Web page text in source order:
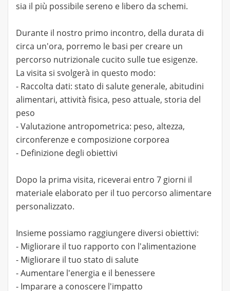
sia il più possibile sereno e libero da schemi.
Durante il nostro primo incontro, della durata di
circa un'ora, porremo le basi per creare un
percorso nutrizionale cucito sulle tue esigenze.
La visita si svolgerà in questo modo:
- Raccolta dati: stato di salute generale, abitudini
alimentari, attività fisica, peso attuale, storia del
peso
- Valutazione antropometrica: peso, altezza,
circonferenze e composizione corporea
- Definizione degli obiettivi
Dopo la prima visita, riceverai entro 7 giorni il
materiale elaborato per il tuo percorso alimentare
personalizzato.
Insieme possiamo raggiungere diversi obiettivi:
- Migliorare il tuo rapporto con l'alimentazione
- Migliorare il tuo stato di salute
- Aumentare l'energia e il benessere
- Imparare a conoscere l'impatto